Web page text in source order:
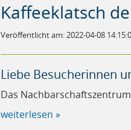
Kaffeeklatsch
Veröffentlicht am: 2022-04-08
Liebe Besucherinnen
Das
weiterlesen »